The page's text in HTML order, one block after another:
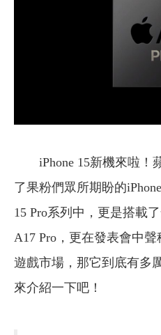
iPhone 15新機來啦！
了果粉們眾所期盼的
15 Pro系列中，更是搭載
A17 Pro，更在發表會中
遊戲市場，那它到底有多
來介紹一下吧！